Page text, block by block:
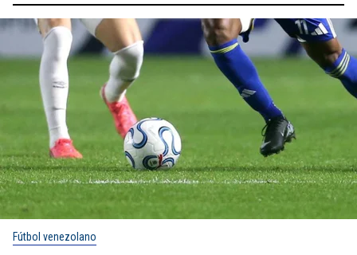
Fútbol venezolano